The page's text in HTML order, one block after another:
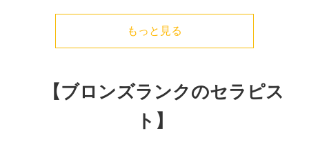
もっと見る
【ブロンズランクのセラピス
ト】